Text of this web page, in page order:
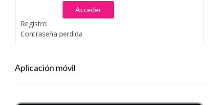
Acceder
Registro
Contraseña perdida
Aplicación móvil